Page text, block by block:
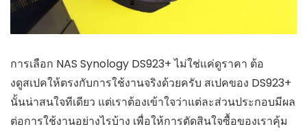
การเลือก NAS Synology DS923+ ไม่ใช่แค่ดูราคา ต้อ
งดูสเปคให้ตรงกับการใช้งานจริงด้วยครับ สเปคของ DS923+
นั้นน่าสนใจทีเดียว แต่เราต้องเข้าใจว่าแต่ละส่วนประกอบมีผล
ต่อการใช้งานอย่างไรบ้าง เพื่อให้การตัดสินใจซื้อของเราคุ้ม